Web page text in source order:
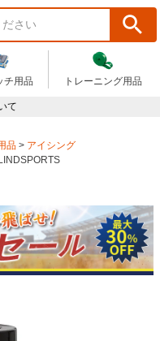
チ用品 トレーニング用品
て
品
アイシング